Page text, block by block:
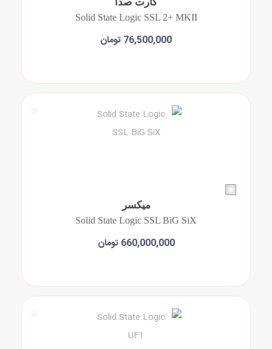
Solid State Logic SSL 2+ MKII
76,500,000 تومان
میکسر
Solid State Logic SSL BiG SiX
660,000,000 تومان